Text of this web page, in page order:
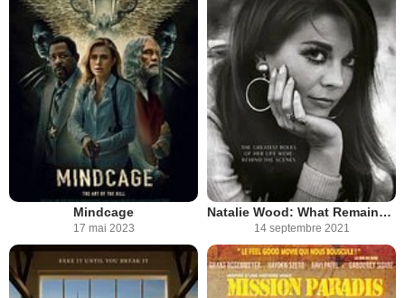
Mindcage
17 mai 2023
Natalie Wood: What Remains Behind
14 septembre 2021